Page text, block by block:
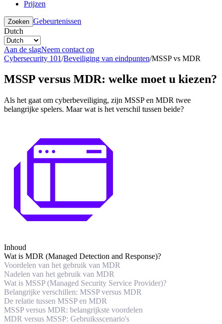
Prijzen
Zoeken Gebeurtenissen
Dutch
Aan de slagNeem contact op
Cybersecurity 101/Beveiliging van eindpunten/MSSP vs MDR
MSSP versus MDR: welke moet u kiezen?
Als het gaat om cyberbeveiliging, zijn MSSP en MDR twee
belangrijke spelers. Maar wat is het verschil tussen beide?
Inhoud
Wat is MDR (Managed Detection and Response)?
Voordelen van het gebruik van MDR
Nadelen van het gebruik van MDR
Wat is MSSP (Managed Security Service Provider)?
Belangrijke verschillen: MSSP versus MDR
De relatie tussen MSSP en MDR
MSSP versus MDR: belangrijkste voordelen
MDR versus MSSP: Gebruiksscenario's